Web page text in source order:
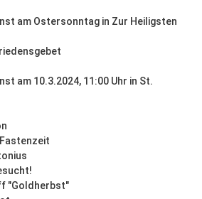
am Ostersonntag in Zur Heiligsten
am 10.3.2024, 11:00 Uhr in St.
"Goldherbst"